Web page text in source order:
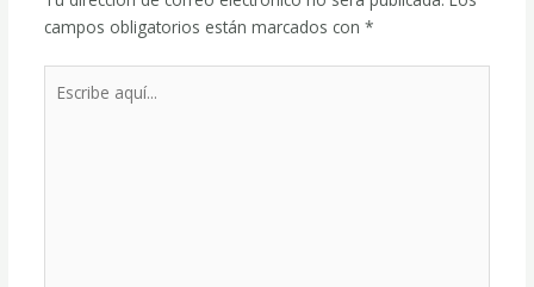
campos obligatorios están marcados con *
aquí...